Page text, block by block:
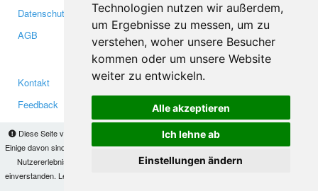
Technologien nutzen wir außerdem,
um Ergebnisse zu messen, um zu
verstehen, woher unsere Besucher
kommen oder um unsere Website
weiter zu entwickeln.
Alle akzeptieren
Ich lehne ab
Einstellungen ändern
Diese Seite verwendet Cookies, um Informationen auf Ihrem Computer zu speichern.
Einige davon sind notwendig, damit unsere Seite funktioniert, andere helfen uns dabei, das
Nutzererlebnis zu verbessern. Mit der Nutzung dieser Seite erklären Sie sich damit
einverstanden. Lesen Sie unsere
Datenschutzerklärung
AGB
Investoren
Medien
Kontakt
Feedback
Facebook
Twitter
YouTube
Google+